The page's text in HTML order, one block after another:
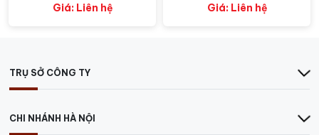
dòng Kellerbier. Hậu vị kéo dài, tươi mới, như một lời
Giá: Liên hệ Giá: Liên hệ
TRỤ SỞ CÔNG TY
CHI NHÁNH HÀ NỘI